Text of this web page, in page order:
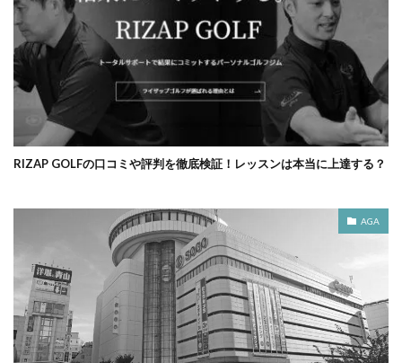
RIZAP GOLFの口コミや評判を徹底検証！レッスンは本当に上達する？
AGA